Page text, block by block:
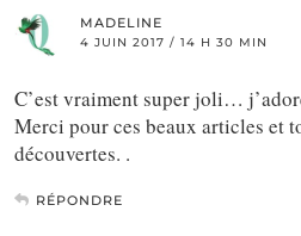
MADELINE
4 JUIN 2017 / 14 H 30 MIN
C’est vraiment super joli…
Merci pour ces beaux articles et
découvertes. .
RÉPONDRE